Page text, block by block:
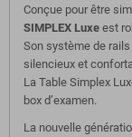
Conçue pour être
SIMPLEX Luxe est
Son système de
silencieux et
La Table Simplex
box d’examen.
La nouvelle